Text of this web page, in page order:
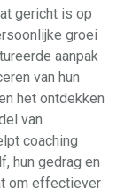
gericht is op
groei
aanpak
van hun
het ontdekken
van
coaching
hun gedrag en
om effectiever